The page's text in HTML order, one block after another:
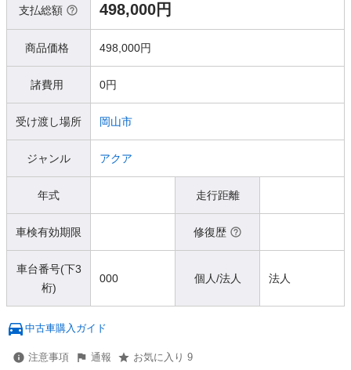
支払総額 498,000円
商品価格 498,000円
諸費用 0円
受け渡し場所 岡山市
ジャンル アクア
年式 走行距離
車検有効期限 修復歴
車台番号(下3
桁)
000 個人/法人 法人
中古車購入ガイド
注意事項 通報 お気に入り 9